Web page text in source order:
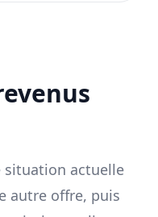
situation actuelle
autre offre, puis